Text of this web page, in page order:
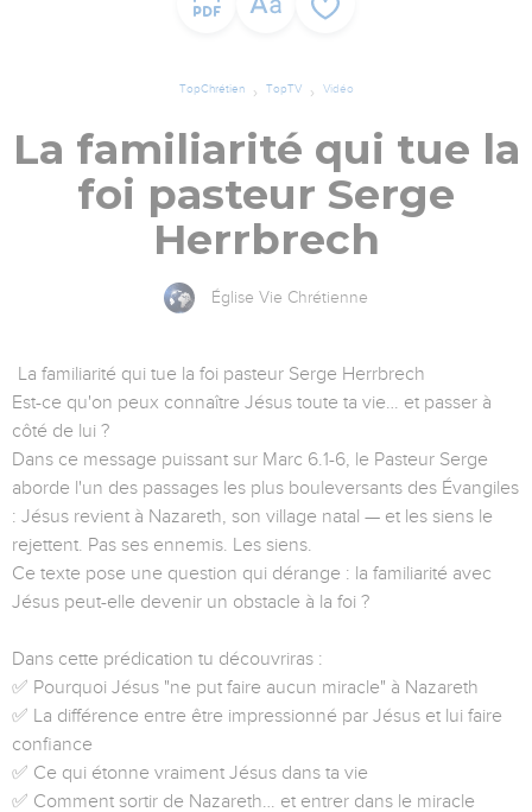
TopChrétien TopTV Vidéo
La familiarité qui tue la
foi pasteur Serge
Herrbrech
Église Vie Chrétienne
La familiarité qui tue la foi pasteur Serge Herrbrech
Est-ce qu'on peux connaître Jésus toute ta vie… et passer à
côté de lui ?
Dans ce message puissant sur Marc 6.1-6, le Pasteur Serge
aborde l'un des passages les plus bouleversants des Évangiles
: Jésus revient à Nazareth, son village natal — et les siens le
rejettent. Pas ses ennemis. Les siens.
Ce texte pose une question qui dérange : la familiarité avec
Jésus peut-elle devenir un obstacle à la foi ?
Dans cette prédication tu découvriras :
✅ Pourquoi Jésus "ne put faire aucun miracle" à Nazareth
✅ La différence entre être impressionné par Jésus et lui faire
confiance
✅ Ce qui étonne vraiment Jésus dans ta vie
✅ Comment sortir de Nazareth… et entrer dans le miracle